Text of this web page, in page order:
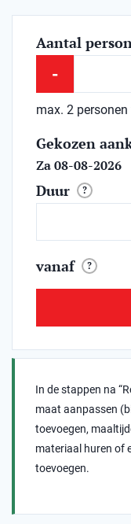
Aantal
-
max. 2
Gekozen
Za 08-08-2026
Duur ?
vanaf ?
In de stappen na
maat aanpassen
toevoegen,
materiaal huren of
toevoegen.